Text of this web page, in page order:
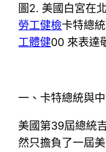
圖2. 美國白宮在
勞工健檢卡特總
工體健00 來表達
一、卡特總統與
美國第39屆總統
然只擔負了一屆